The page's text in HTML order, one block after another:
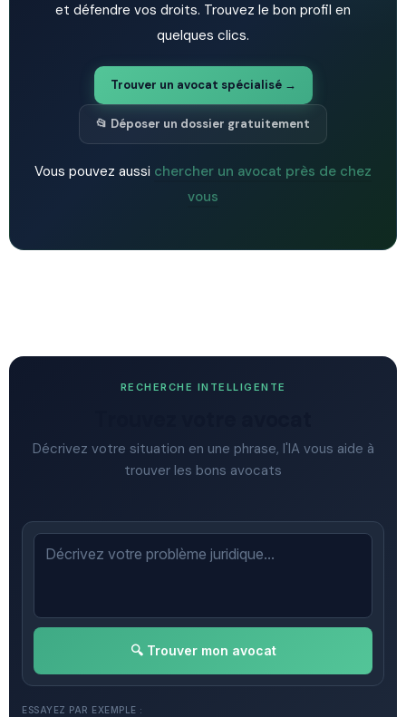
et défendre vos droits. Trouvez le bon profil en
quelques clics.
Trouver un avocat spécialisé →
📂 Déposer un dossier gratuitement
Vous pouvez aussi chercher un avocat près de chez
vous
RECHERCHE INTELLIGENTE
Décrivez votre situation en une phrase, l'IA vous aide à
trouver les bons avocats
🔍 Trouver mon avocat
ESSAYEZ PAR EXEMPLE :